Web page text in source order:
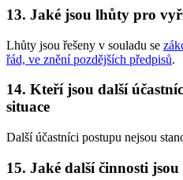
13. Jaké jsou lhůty pro
Lhůty jsou řešeny v souladu se
řád, ve znění pozdějších předpisů.
14. Kteří jsou další
situace
Další účastníci postupu nejsou
15. Jaké další činnosti